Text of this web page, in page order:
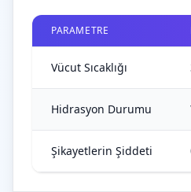
PARAMETRE
Vücut Sıcaklığı
Hidrasyon Durumu
Şikayetlerin Şiddeti